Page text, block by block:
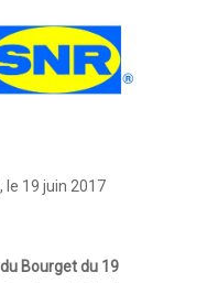
le 19 juin 2017
Bourget du 19